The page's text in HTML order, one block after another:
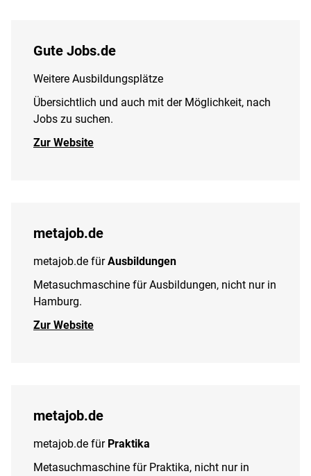
Gute Jobs.de
Weitere Ausbildungsplätze
Übersichtlich und auch mit der Möglichkeit, nach
Jobs zu suchen.
Zur Website
metajob.de
metajob.de fürAusbildungen
Metasuchmaschine für Ausbildungen, nicht nur in
Hamburg.
Zur Website
metajob.de
metajob.de für Praktika
Metasuchmaschine für Praktika, nicht nur in